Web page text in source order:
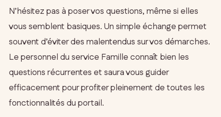
N’hésitez pas à poser vos questions, même si elles
vous semblent basiques. Un simple échange permet
souvent d’éviter des malentendus sur vos démarches.
Le personnel du service Famille connaît bien les
questions récurrentes et saura vous guider
efficacement pour profiter pleinement de toutes les
fonctionnalités du portail.